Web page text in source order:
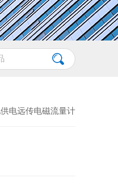
电远传电磁流量计